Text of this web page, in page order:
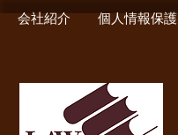
会社紹介 個人情報保護